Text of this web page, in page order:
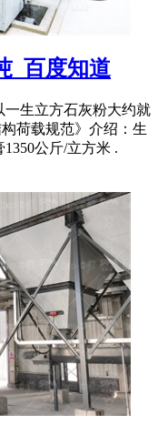
_百度知道
一生立方石灰粉大约就
荷载规范》介绍：生
公斤/立方米 .